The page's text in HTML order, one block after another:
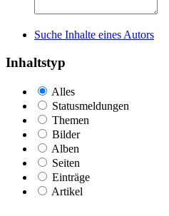
Suche Inhalte eines Autors
Inhaltstyp
Alles
Statusmeldungen
Themen
Bilder
Alben
Seiten
Einträge
Artikel